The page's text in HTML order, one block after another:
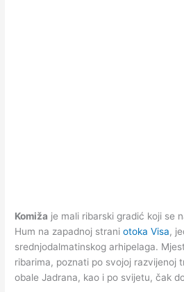
Komiža je mali ribarski gradić koji se
Hum na zapadnoj straniotoka Visa,
srednjodalmatinskog arhipelaga.
ribarima, poznati po svojoj razvijenoj
obale Jadrana, kao i po svijetu, čak